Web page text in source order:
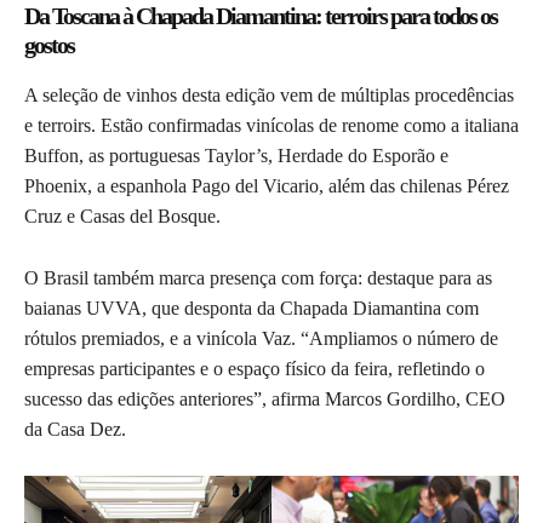
Da Toscana à Chapada Diamantina: terroirs para todos os
gostos
A seleção de vinhos desta edição vem de múltiplas procedências
e terroirs. Estão confirmadas vinícolas de renome como a italiana
Buffon, as portuguesas Taylor’s, Herdade do Esporão e
Phoenix, a espanhola Pago del Vicario, além das chilenas Pérez
Cruz e Casas del Bosque.
O Brasil também marca presença com força: destaque para as
baianas UVVA, que desponta da Chapada Diamantina com
rótulos premiados, e a vinícola Vaz. “Ampliamos o número de
empresas participantes e o espaço físico da feira, refletindo o
sucesso das edições anteriores”, afirma Marcos Gordilho, CEO
da Casa Dez.